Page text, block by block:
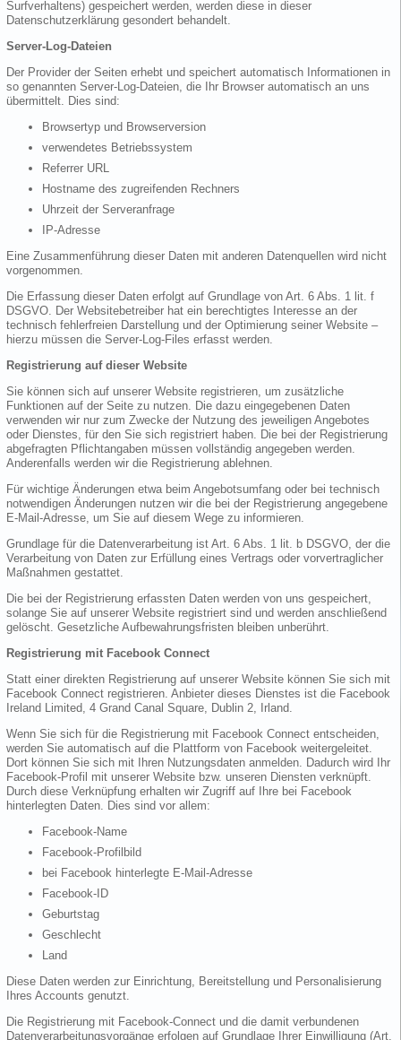
Surfverhaltens) gespeichert werden, werden diese in dieser
Datenschutzerklärung gesondert behandelt.
Server-Log-Dateien
Der Provider der Seiten erhebt und speichert automatisch Informationen in
so genannten Server-Log-Dateien, die Ihr Browser automatisch an uns
übermittelt. Dies sind:
Browsertyp und Browserversion
verwendetes Betriebssystem
Referrer URL
Hostname des zugreifenden Rechners
Uhrzeit der Serveranfrage
IP-Adresse
Eine Zusammenführung dieser Daten mit anderen Datenquellen wird nicht
vorgenommen.
Die Erfassung dieser Daten erfolgt auf Grundlage von Art. 6 Abs. 1 lit. f
DSGVO. Der Websitebetreiber hat ein berechtigtes Interesse an der
technisch fehlerfreien Darstellung und der Optimierung seiner Website –
hierzu müssen die Server-Log-Files erfasst werden.
Registrierung auf dieser Website
Sie können sich auf unserer Website registrieren, um zusätzliche
Funktionen auf der Seite zu nutzen. Die dazu eingegebenen Daten
verwenden wir nur zum Zwecke der Nutzung des jeweiligen Angebotes
oder Dienstes, für den Sie sich registriert haben. Die bei der Registrierung
abgefragten Pflichtangaben müssen vollständig angegeben werden.
Anderenfalls werden wir die Registrierung ablehnen.
Für wichtige Änderungen etwa beim Angebotsumfang oder bei technisch
notwendigen Änderungen nutzen wir die bei der Registrierung angegebene
E-Mail-Adresse, um Sie auf diesem Wege zu informieren.
Grundlage für die Datenverarbeitung ist Art. 6 Abs. 1 lit. b DSGVO, der die
Verarbeitung von Daten zur Erfüllung eines Vertrags oder vorvertraglicher
Maßnahmen gestattet.
Die bei der Registrierung erfassten Daten werden von uns gespeichert,
solange Sie auf unserer Website registriert sind und werden anschließend
gelöscht. Gesetzliche Aufbewahrungsfristen bleiben unberührt.
Registrierung mit Facebook Connect
Statt einer direkten Registrierung auf unserer Website können Sie sich mit
Facebook Connect registrieren. Anbieter dieses Dienstes ist die Facebook
Ireland Limited, 4 Grand Canal Square, Dublin 2, Irland.
Wenn Sie sich für die Registrierung mit Facebook Connect entscheiden,
werden Sie automatisch auf die Plattform von Facebook weitergeleitet.
Dort können Sie sich mit Ihren Nutzungsdaten anmelden. Dadurch wird Ihr
Facebook-Profil mit unserer Website bzw. unseren Diensten verknüpft.
Durch diese Verknüpfung erhalten wir Zugriff auf Ihre bei Facebook
hinterlegten Daten. Dies sind vor allem:
Facebook-Name
Facebook-Profilbild
bei Facebook hinterlegte E-Mail-Adresse
Facebook-ID
Geburtstag
Geschlecht
Land
Diese Daten werden zur Einrichtung, Bereitstellung und Personalisierung
Ihres Accounts genutzt.
Die Registrierung mit Facebook-Connect und die damit verbundenen
Datenverarbeitungsvorgänge erfolgen auf Grundlage Ihrer Einwilligung (Art.